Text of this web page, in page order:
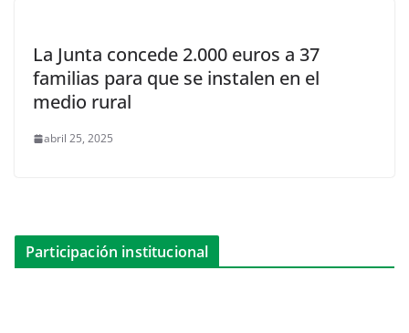
La Junta concede 2.000 euros a 37
familias para que se instalen en el
medio rural
abril 25, 2025
Participación institucional